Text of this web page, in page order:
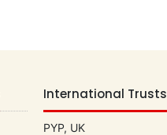
International Trusts
PYP, UK